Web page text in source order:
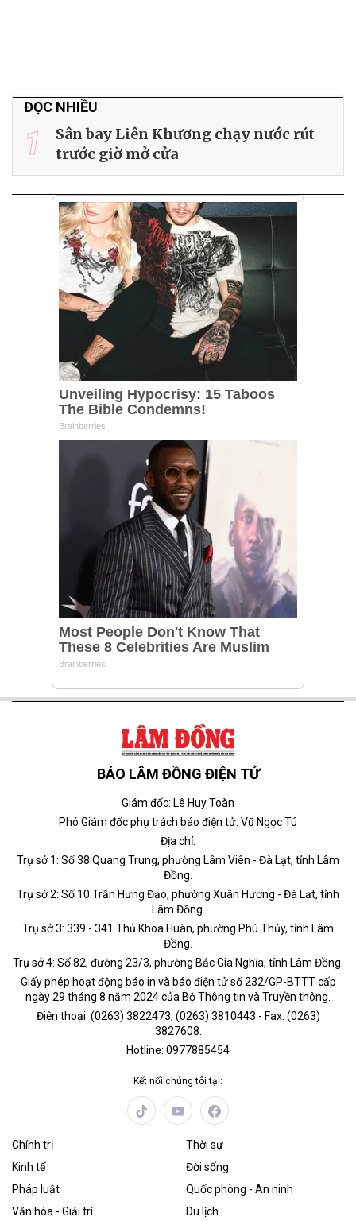
ĐỌC NHIỀU
1
Sân bay Liên Khương chạy nước rút
trước giờ mở cửa
BÁO LÂM ĐỒNG ĐIỆN TỬ
Giám đốc: Lê Huy Toàn
Phó Giám đốc phụ trách báo điện tử: Vũ Ngọc Tú
Địa chỉ:
Trụ sở 1: Số 38 Quang Trung, phường Lâm Viên - Đà Lạt, tỉnh Lâm
Đồng.
Trụ sở 2: Số 10 Trần Hưng Đạo, phường Xuân Hương - Đà Lạt, tỉnh
Lâm Đồng.
Trụ sở 3: 339 - 341 Thủ Khoa Huân, phường Phú Thủy, tỉnh Lâm
Đồng.
Trụ sở 4: Số 82, đường 23/3, phường Bắc Gia Nghĩa, tỉnh Lâm Đồng.
Giấy phép hoạt động báo in và báo điện tử số 232/GP-BTTT cấp
ngày 29 tháng 8 năm 2024 của Bộ Thông tin và Truyền thông.
Điện thoại: (0263) 3822473; (0263) 3810443 - Fax: (0263)
3827608.
Hotline: 0977885454
Kết nối chúng tôi tại:
Chính trị
Thời sự
Kinh tế
Đời sống
Pháp luật
Quốc phòng - An ninh
Văn hóa - Giải trí
Du lịch